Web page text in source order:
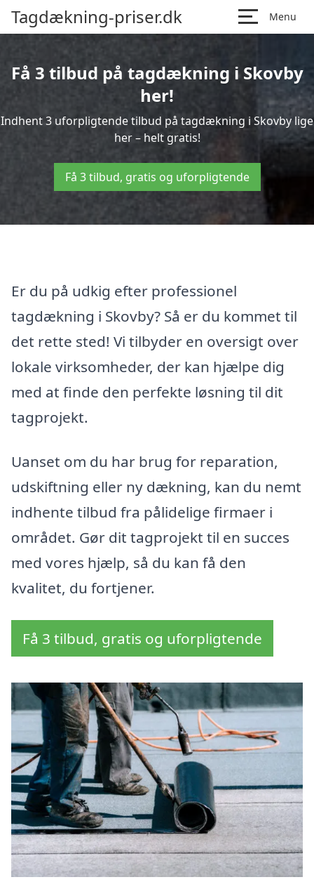
Tagdækning-priser.dk Menu
Få 3 tilbud på tagdækning i Skovby
her!
Indhent 3 uforpligtende tilbud på tagdækning i Skovby lige
her – helt gratis!
Få 3 tilbud, gratis og uforpligtende
Er du på udkig efter professionel
tagdækning i Skovby? Så er du kommet til
det rette sted! Vi tilbyder en oversigt over
lokale virksomheder, der kan hjælpe dig
med at finde den perfekte løsning til dit
tagprojekt.
Uanset om du har brug for reparation,
udskiftning eller ny dækning, kan du nemt
indhente tilbud fra pålidelige firmaer i
området. Gør dit tagprojekt til en succes
med vores hjælp, så du kan få den
kvalitet, du fortjener.
Få 3 tilbud, gratis og uforpligtende